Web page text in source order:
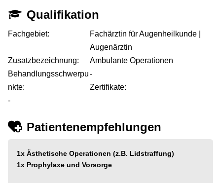
Qualifikation
Fachgebiet:
Fachärztin für Augenheilkunde |
Augenärztin
Zusatzbezeichnung:
Ambulante Operationen
Behandlungsschwerpu
nkte:
-
Zertifikate:
-
Patientenempfehlungen
1x Ästhetische Operationen (z.B. Lidstraffung)
1x Prophylaxe und Vorsorge